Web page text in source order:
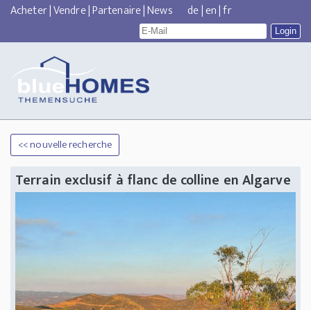
Acheter|Vendre|Partenaire|News de|en|fr
<< nouvelle recherche
Terrain exclusif à flanc de colline en Algarve